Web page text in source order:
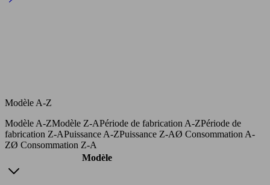
Modèle A-Z
Modèle A-ZModèle Z-APériode de fabrication A-ZPériode de
fabrication Z-APuissance A-ZPuissance Z-AØ Consommation A-
ZØ Consommation Z-A
Modèle